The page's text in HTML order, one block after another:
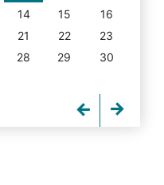
14 15
16
21 22
23
28 29
30